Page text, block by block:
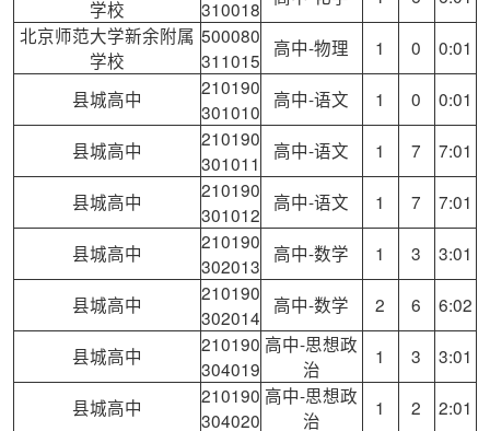
学校
310018
北京师范大学新余附属
学校
500080
311015
高中-物理 1 0 0:01
县城高中
210190
301010
高中-语文 1 0 0:01
县城高中
210190
301011
高中-语文 1 7 7:01
县城高中
210190
301012
高中-语文 1 7 7:01
县城高中
210190
302013
高中-数学 1 3 3:01
县城高中
210190
302014
高中-数学 2 6 6:02
县城高中
210190
304019
高中-思想政
治
1 3 3:01
县城高中
210190
304020
高中-思想政
治
1 2 2:01